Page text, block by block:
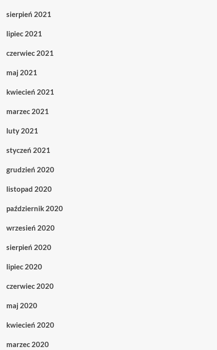
sierpień 2021
lipiec 2021
czerwiec 2021
maj 2021
kwiecień 2021
marzec 2021
luty 2021
styczeń 2021
grudzień 2020
listopad 2020
październik 2020
wrzesień 2020
sierpień 2020
lipiec 2020
czerwiec 2020
maj 2020
kwiecień 2020
marzec 2020